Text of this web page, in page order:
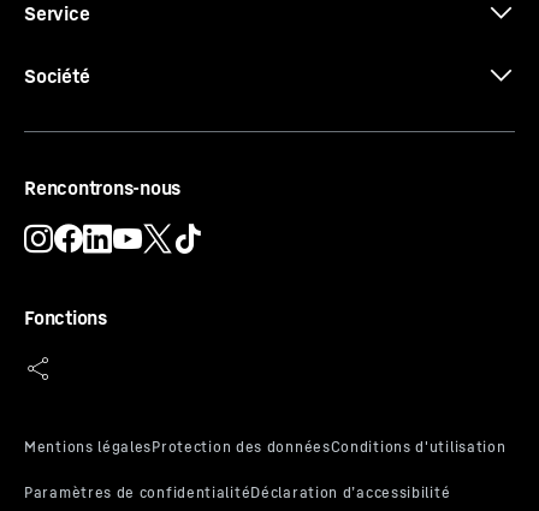
Service
Société
Rencontrons-nous
Fonctions